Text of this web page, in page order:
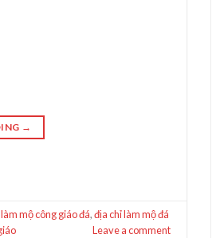
→
mộ công giáo đá,địa chỉ làm mộ đá
Leave a comment